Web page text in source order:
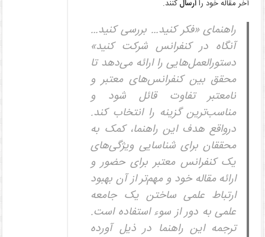
آخر مقاله خود راارسالکنند.
راهنمای «فکر کنید… بررسی کنید…
آنگاه در کنفرانس شرکت کنید»
دستورالعمل‌هایی را ارائه می‌دهد تا
محقق بین کنفرانس‌های معتبر و
نامعتبر تفاوت قائل شود و
مناسب‌ترین گزینه را انتخاب کند.
درواقع هدف این راهنما، کمک به
محققان برای شناسایی ویژگی‌های
یک کنفرانس معتبر برای حضور و
ارائه مقاله خود و مهم‌تر از آن بهبود
ارتباط علمی ساختن یک جامعه
علمی به دور از سوء استفاده است.
ترجمه این راهنما در ذیل آورده